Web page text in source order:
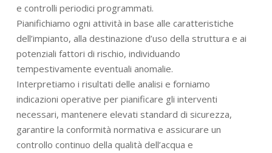
e controlli periodici programmati.
Pianifichiamo ogni attività in base alle caratteristiche
dell’impianto, alla destinazione d’uso della struttura e ai
potenziali fattori di rischio, individuando
tempestivamente eventuali anomalie.
Interpretiamo i risultati delle analisi e forniamo
indicazioni operative per pianificare gli interventi
necessari, mantenere elevati standard di sicurezza,
garantire la conformità normativa e assicurare un
controllo continuo della qualità dell’acqua e